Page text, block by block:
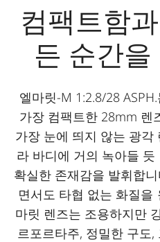
컴팩트함
든 순간
엘마릿-M 1:2.8/28
가장 컴팩트한 28mm 렌
가장 눈에 띄지 않는 광각
라 바디에 거의 녹아들
확실한 존재감을 발휘합
면서도 타협 없는 화질을
마릿 렌즈는 조용하지만
르포르타주, 정밀한 구도